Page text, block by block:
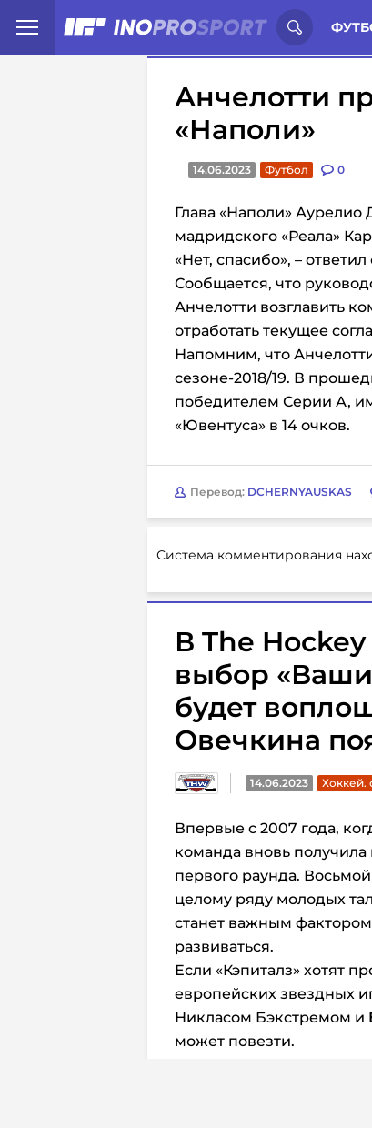
Иностранцы о спорте
Анчелотти
«Наполи»
14.06.2023 Футбол 0
Глава «Наполи»
мадридского «Реала»
«Нет, спасибо», –
Сообщается, что
Анчелотти возглавить
отработать текущее
Напомним, что
сезоне-2018/19. В
победителем Серии А,
«Ювентуса» в 14 очков.
Перевод: DCHERNYAUSKAS
Система комментирования
В The
выбор
будет
Овечкина
14.06.2023 Хоккей.
Впервые с 2007 года,
команда вновь
первого раунда.
целому ряду молодых
станет важным
развиваться.
Если «Кэпиталз» хотят
европейских звездных
Никласом Бэкстремом и
может повезти.